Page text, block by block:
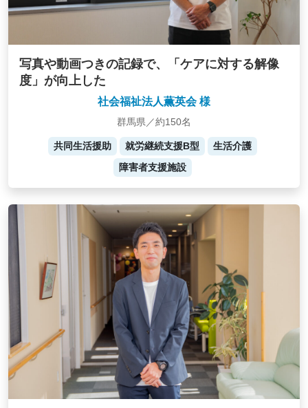
写真や動画つきの記録で、「ケアに対する解像
度」が向上した
社会福祉法人薫英会 様
群馬県／約150名
共同生活援助 就労継続支援B型
生活介護
障害者支援施設